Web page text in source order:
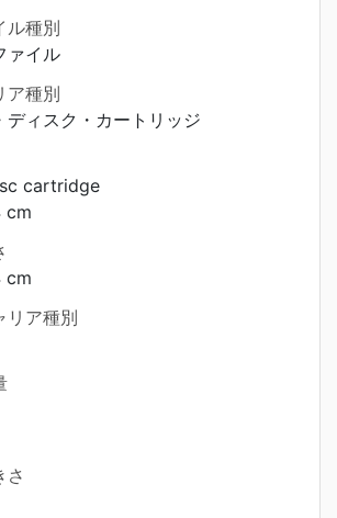
ル種別
ァイル
ア種別
ディスク・カートリッジ
cartridge
cm
cm
リア種別
さ